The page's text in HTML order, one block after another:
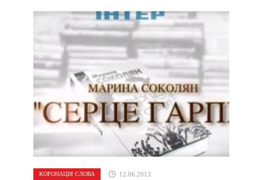
КОРОНАЦІЯ СЛОВА 12.06.2013